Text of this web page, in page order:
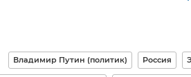
Владимир Путин (политик) Россия